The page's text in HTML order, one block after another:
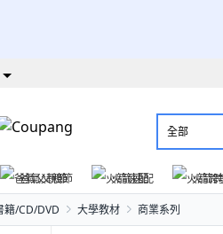
全部
爸氣父親節
火箭速配 火箭
籍/CD/DVD 大學教材 商業系列